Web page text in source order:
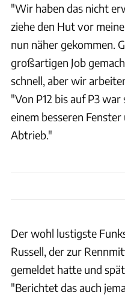
"Wir haben das nicht
ziehe den Hut vor
nun näher gekommen.
großartigen Job
schnell, aber wir
"Von P12 bis auf P3
einem besseren
Abtrieb."
Der wohl lustigste
Russell, der zur
gemeldet hatte und
"Berichtet das auch